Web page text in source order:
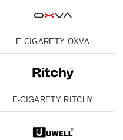
E-CIGARETY OXVA
E-CIGARETY RITCHY